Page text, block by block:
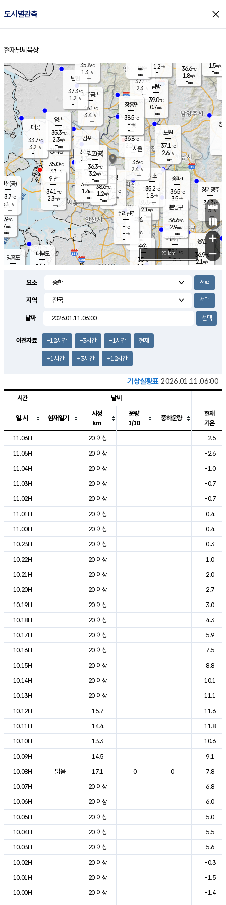
도시별관측 close
홈
현재날씨 육상
의도
℃
m/s
mm
영흥도
양주
37.4℃
2.3
-mm
과천
35.5℃
2.1m/s
- mm
용인
36.9℃
2.1 m/s
경기광주
34.3℃
1.5m/s
-mm
1.6m/s
대부도
34.6
경서동
35.0℃
3.1 m/s
-mm
파주금촌
36.1℃
3.4m/s
-mm
36.6℃
1.8m/s
-mm
대곶
33.7℃
3.2m/s
-mm
창
-
-m/
-
탄현
37.3℃
1.2m/s
-mm
1.5m/s
-mm
의왕
- ℃
m/s
mm
김포
36.8℃
1.3 m/s
mm
광명
37.1
℃
1.4 m/s
-mm
부천
37.2℃
1.4m/s
-mm
양촌
35.3℃
2.3m/s
-mm
구로
38.6℃
1.2m/s
-mm
은평
36.8℃
2.0 m/s
- mm
노원
37.1℃
2.6m/s
-mm
송파*
36.5℃
3.5m/s
-mm
서초
35.2℃
1.8m/s
-mm
남방
39.0℃
0.7m/s
-mm
기흥구갈
38.1℃
1.5m/s
-
수리산길
-℃
-m/s
-mm
분당구
36.6℃
2.9m/s
-mm
장흥면
38.5℃
-m/s
-mm
-m/s
-mm
인천(공)
33.7℃
5.1 m/s
-mm
김포(공)
36.3℃
3.2m/s
-mm
수원
35℃
1.2 m/s
인천
34.1℃
2.3m/s
-mm
서울
36℃
2.4m/s
-mm
35.8℃
1.3m/s
-mm
1.2m/s
-mm
+
−
20 km
요소
지역
날짜
이전자료 -12시간 -3시간 -1시간 현재
+1시간 +3시간 +12시간
기상실황표 2026.01.11.06:00
도시별 기상실황표로 지점, 날씨, 기온, 강수, 바람, 기압등을 안내한 표입
시간 날씨
일.시 현재일기
시정
km
운량
1/10
중하운량
현재
기온
11.06H
20 이상
-2.5
11.05H
20 이상
-2.6
11.04H
20 이상
-1.0
11.03H
20 이상
-0.7
11.02H
20 이상
-0.7
11.01H
20 이상
0.4
11.00H
20 이상
0.4
10.23H
20 이상
0.3
10.22H
20 이상
1.0
10.21H
20 이상
2.0
10.20H
20 이상
2.7
10.19H
20 이상
3.0
10.18H
20 이상
4.3
10.17H
20 이상
5.9
10.16H
20 이상
7.5
10.15H
20 이상
8.8
10.14H
20 이상
10.1
10.13H
20 이상
11.1
10.12H
15.7
11.6
10.11H
14.4
11.8
10.10H
13.3
10.6
10.09H
14.5
9.1
10.08H
맑음 17.1 0 0
7.8
10.07H
20 이상
6.8
10.06H
20 이상
6.0
10.05H
20 이상
5.0
10.04H
20 이상
5.5
10.03H
20 이상
5.6
10.02H
20 이상
-0.3
10.01H
20 이상
-1.5
10.00H
20 이상
-1.4